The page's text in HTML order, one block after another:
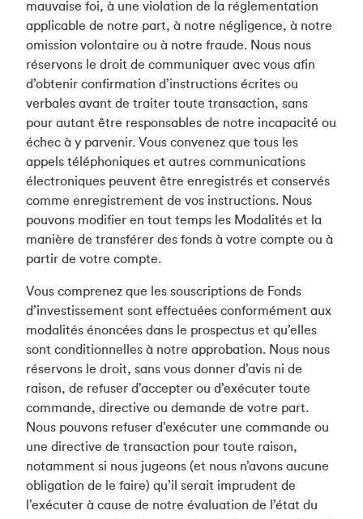
mauvaise foi, à une violation de la réglementation
applicable de notre part, à notre négligence, à notre
omission volontaire ou à notre fraude. Nous nous
réservons le droit de communiquer avec vous afin
d’obtenir confirmation d’instructions écrites ou
verbales avant de traiter toute transaction, sans
pour autant être responsables de notre incapacité ou
échec à y parvenir. Vous convenez que tous les
appels téléphoniques et autres communications
électroniques peuvent être enregistrés et conservés
comme enregistrement de vos instructions. Nous
pouvons modifier en tout temps les Modalités et la
manière de transférer des fonds à votre compte ou à
partir de votre compte.
Vous comprenez que les souscriptions de Fonds
d’investissement sont effectuées conformément aux
modalités énoncées dans le prospectus et qu’elles
sont conditionnelles à notre approbation. Nous nous
réservons le droit, sans vous donner d’avis ni de
raison, de refuser d’accepter ou d’exécuter toute
commande, directive ou demande de votre part.
Nous pouvons refuser d’exécuter une commande ou
une directive de transaction pour toute raison,
notamment si nous jugeons (et nous n’avons aucune
obligation de le faire) qu’il serait imprudent de
l’exécuter à cause de notre évaluation de l’état du